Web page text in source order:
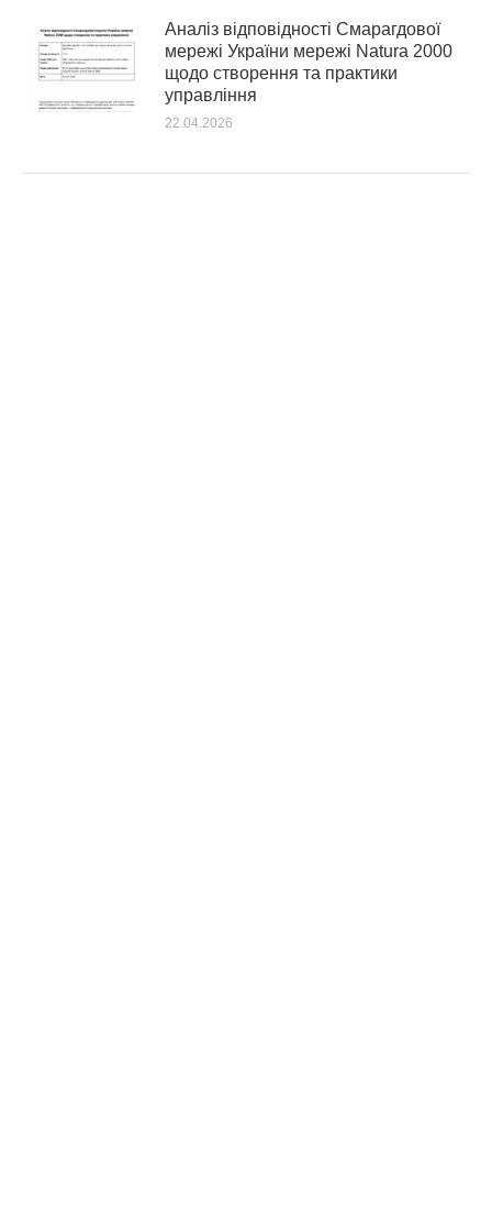
Аналіз відповідності Смарагдової
мережі України мережі Natura 2000
щодо створення та практики
управління
22.04.2026